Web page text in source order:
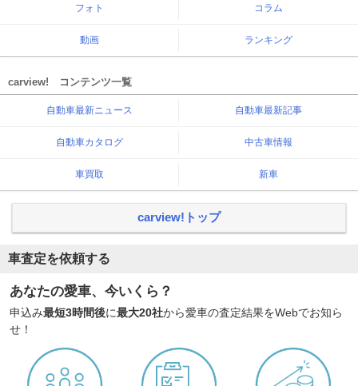
フォト コラム
動画 ランキング
carview! コンテンツ一覧
自動車最新ニュース 自動車最新記事
自動車カタログ 中古車情報
車買取 新車
carview!トップ
車査定を依頼する
あなたの愛車、今いくら？
申込み最短3時間後に最大20社から愛車の査定結果をWebでお知ら
せ！